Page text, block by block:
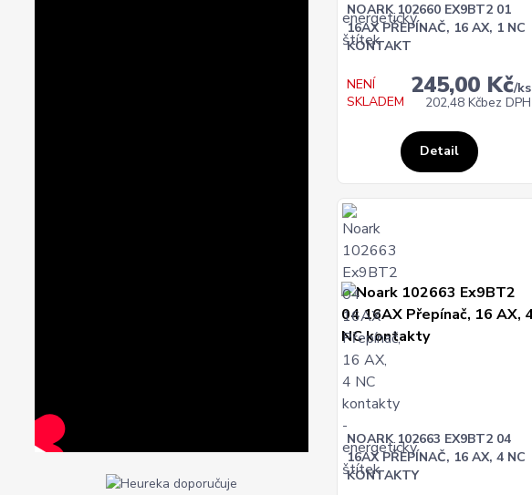
NOARK 102660 EX9BT2 01
16AX PŘEPÍNAČ, 16 AX, 1 NC
KONTAKT
245,00 Kč/ks
202,48 Kčbez DPH
NENÍ
SKLADEM
Detail
NOARK 102663 EX9BT2 04
16AX PŘEPÍNAČ, 16 AX, 4 NC
KONTAKTY